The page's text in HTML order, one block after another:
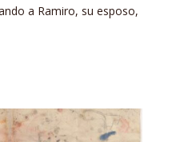
a Ramiro, su esposo,